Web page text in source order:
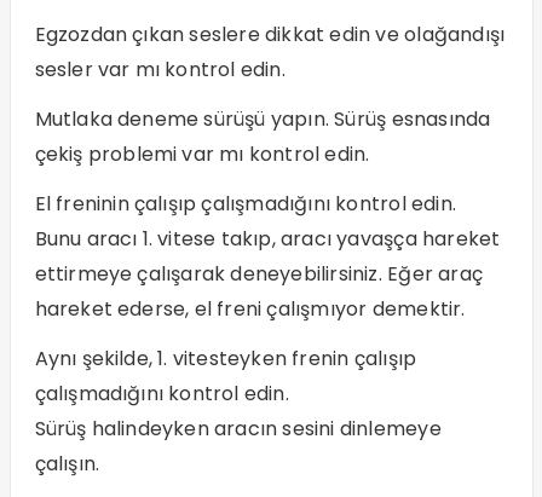
Egzozdan çıkan seslere dikkat edin ve olağandışı
sesler var mı kontrol edin.
Mutlaka deneme sürüşü yapın. Sürüş esnasında
çekiş problemi var mı kontrol edin.
El freninin çalışıp çalışmadığını kontrol edin.
Bunu aracı 1. vitese takıp, aracı yavaşça hareket
ettirmeye çalışarak deneyebilirsiniz. Eğer araç
hareket ederse, el freni çalışmıyor demektir.
Aynı şekilde, 1. vitesteyken frenin çalışıp
çalışmadığını kontrol edin.
Sürüş halindeyken aracın sesini dinlemeye
çalışın.